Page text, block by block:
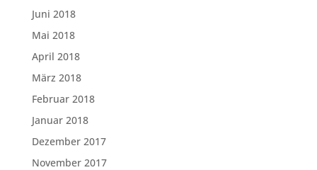
Juni 2018
Mai 2018
April 2018
März 2018
Februar 2018
Januar 2018
Dezember 2017
November 2017